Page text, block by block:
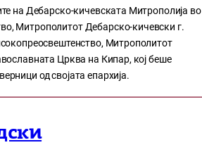
на Дебарско-кичевската Митрополија во
Митрополитот Дебарско-кичевски г.
Митрополитот
Црква на Кипар, кој беше
од својата епархија.